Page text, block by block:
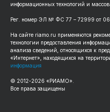
информационных технологий и
Рег. номер ЭЛ № ФС 77 – 72999 от
На сайте riamo.ru применяются
технологии предоставления
анализа сведений, относящихся к
«Интернет», находящихся на
информация
© 2012-2026 «РИАМО».
Все права защищены